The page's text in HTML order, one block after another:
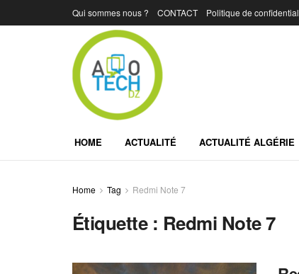
Qui sommes nous ? CONTACT Politique de
HOME ACTUALITÉ ACTUALITÉ ALGÉRIE
Home Tag Redmi Note 7
Étiquette : Redmi Note 7